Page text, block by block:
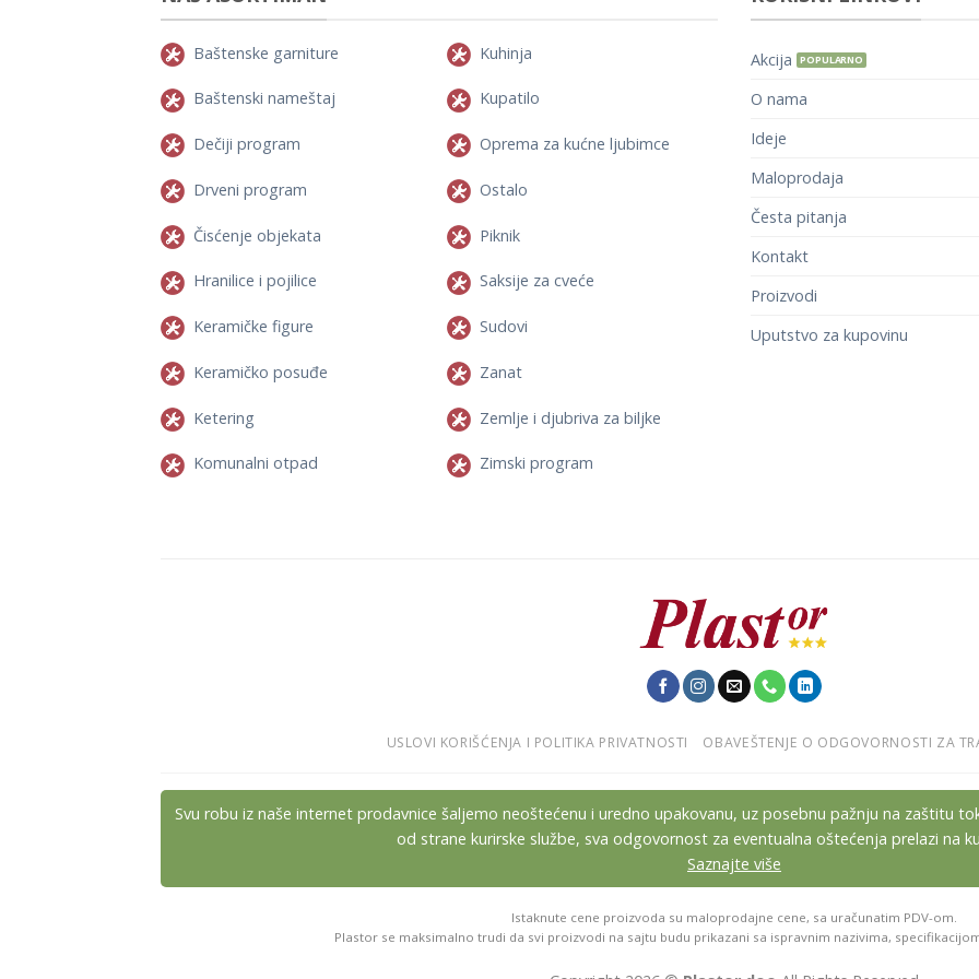
Baštenske garniture
Baštenski nameštaj
Dečiji program
Drveni program
Čisćenje objekata
Hranilice i pojilice
Keramičke figure
Keramičko posuđe
Ketering
Komunalni otpad
Kuhinja
Kupatilo
Oprema za kućne ljubimce
Ostalo
Piknik
Saksije za cveće
Sudovi
Zanat
Zemlje i djubriva za biljke
Zimski program
Akcija
O nama
Ideje
Maloprodaja
Česta pitanja
Kontakt
Proizvodi
Uputstvo za kupovinu
Gavran – rasterivač ptica/
USLOVI KORIŠĆENJA I POLITIKA PRIVATNOSTI OBAVEŠTENJE O ODGOVORNOSTI ZA
Svu robu iz naše internet prodavnice šaljemo neoštećenu i uredno upakovanu, uz posebnu pažnju na zaštitu
od strane kurirske službe, sva odgovornost za eventualna oštećenja prelazi na
Saznajte više
Istaknute cene proizvoda su maloprodajne cene, sa uračunatim PDV-om.
Plastor se maksimalno trudi da svi proizvodi na sajtu budu prikazani sa ispravnim nazivima,